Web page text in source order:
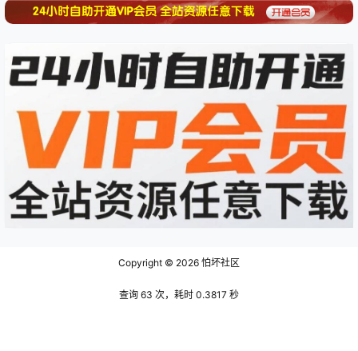
Copyright © 2026 怕坏社区
查询 63 次，耗时 0.3817 秒